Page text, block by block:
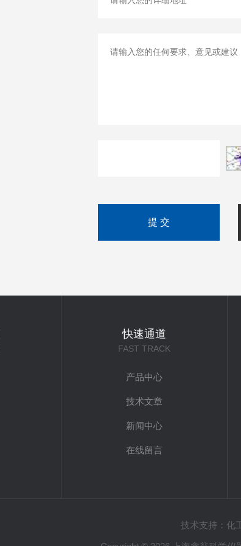
快速通道
FAST TRACK
产品中心
技术文章
新闻中心
在线留言
技术支持： 化